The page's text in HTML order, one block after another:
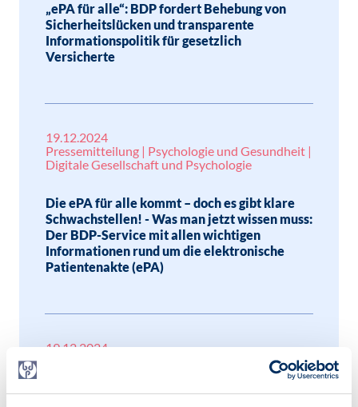
„ePA für alle“: BDP fordert Behebung von
Sicherheitslücken und transparente
Informationspolitik für gesetzlich
Versicherte
19.12.2024
Pressemitteilung | Psychologie und Gesundheit |
Digitale Gesellschaft und Psychologie
Die ePA für alle kommt – doch es gibt klare
Schwachstellen! - Was man jetzt wissen muss:
Der BDP-Service mit allen wichtigen
Informationen rund um die elektronische
Patientenakte (ePA)
19.12.2024